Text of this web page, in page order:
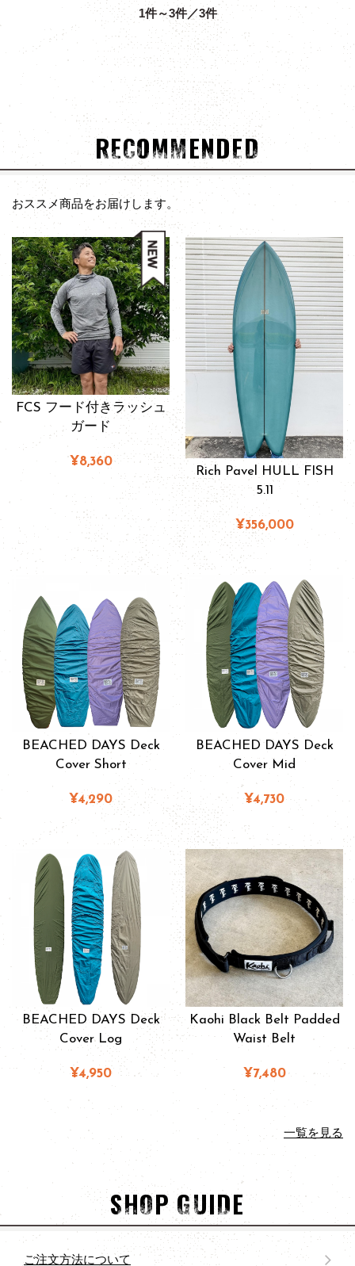
1件～3件／3件
RECOMMENDED
おススメ商品をお届けします。
FCS フード付きラッシュ
ガード
¥8,360
Rich Pavel HULL FISH
5.11
¥356,000
BEACHED DAYS Deck
Cover Short
¥4,290
BEACHED DAYS Deck
Cover Mid
¥4,730
BEACHED DAYS Deck
Cover Log
¥4,950
Kaohi Black Belt Padded
Waist Belt
¥7,480
一覧を見る
SHOP GUIDE
ご注文方法について